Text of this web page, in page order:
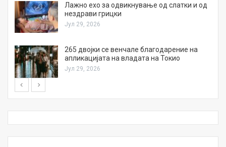
Лажно ехо за одвикнување од слатки и од
нездрави грицки
Јул 29, 2026
265 двојки се венчале благодарение на
апликацијата на владата на Токио
Јул 29, 2026